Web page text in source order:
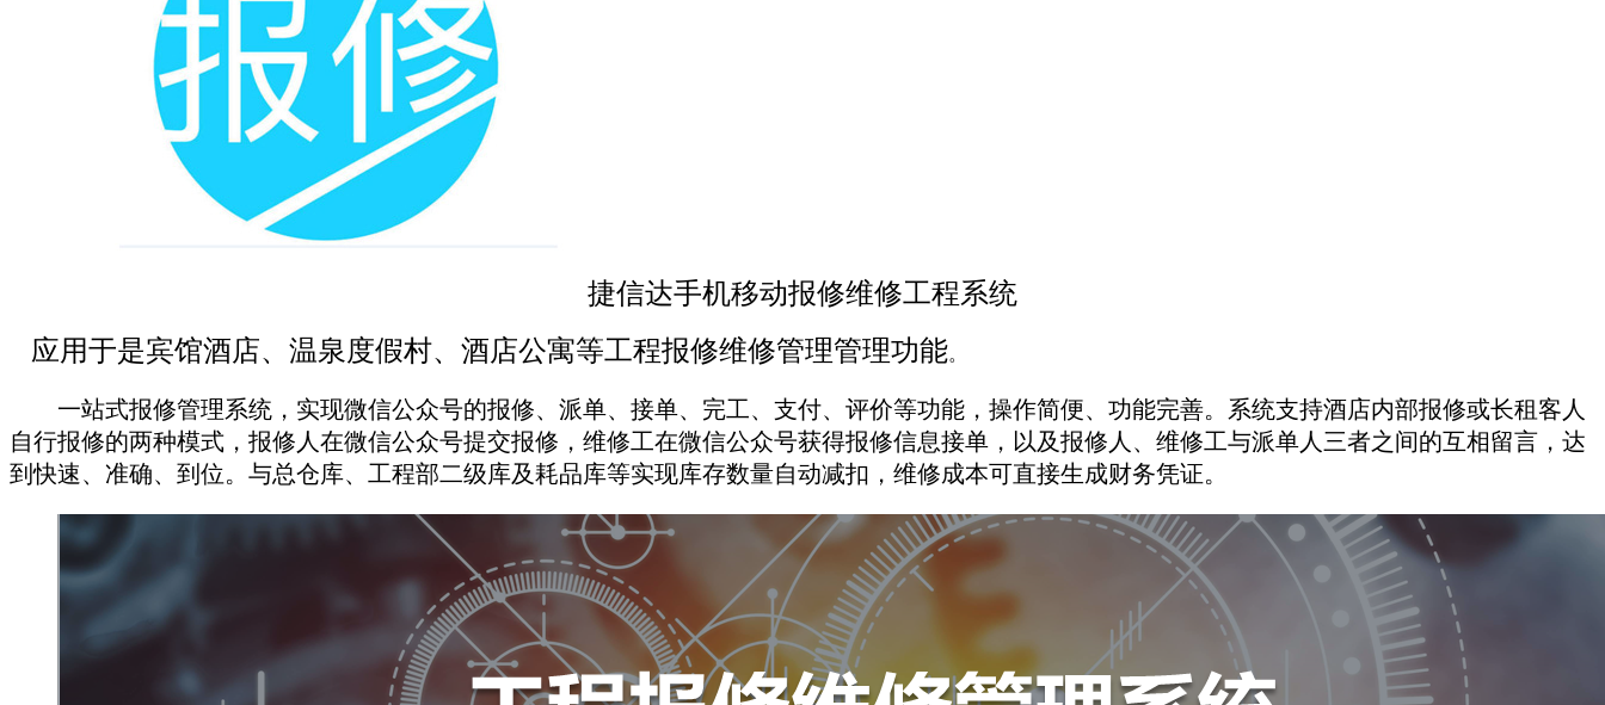
捷信达手机移动报修维修工程系统
应用于是宾馆酒店、温泉度假村、酒店公寓等工程报修维修管理管理功能。
一站式报修管理系统，实现微信公众号的报修、派单、接单、完工、支付、评价等功能，操作简便、功能完善。系统支持酒店内部报修或长租客人
自行报修的两种模式，报修人在微信公众号提交报修，维修工在微信公众号获得报修信息接单，以及报修人、维修工与派单人三者之间的互相留言，达
到快速、准确、到位。与总仓库、工程部二级库及耗品库等实现库存数量自动减扣，维修成本可直接生成财务凭证。